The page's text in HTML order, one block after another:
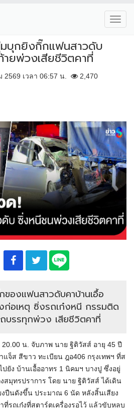
บุกยิงกิ๊กแฟนสาวดับ
ายพ่วงเสียชีวิตคาที่
เวลา 06:57 น. 2,470
องแฟนสาวดับคาบ้านเอื้อ
ก่อเหตุ ซิ่งรถเก๋งหนี กรรมติด
บรรทุกพ่วง เสียชีวิตคาที่
น. จับภาพ นาย ฐิติวัสส์ อายุ 45 ปี
แจ็ส สีขาว ทะเบียน ฎอ406 กรุงเทพฯ ที่ส
ปยัง บ้านเอื้ออาทร 1 นิคมฯ บางปู ซึ่งอยู่
สมุทรปราการ โดย นาย ฐิติวัสส์ ได้เดิน
งปืนดังขึ้น ประมาณ 6 นัด หลังสิ้นเสียง
รถเก๋งที่สตาร์ตเครื่องรอไว้ แล้วขับหลบ